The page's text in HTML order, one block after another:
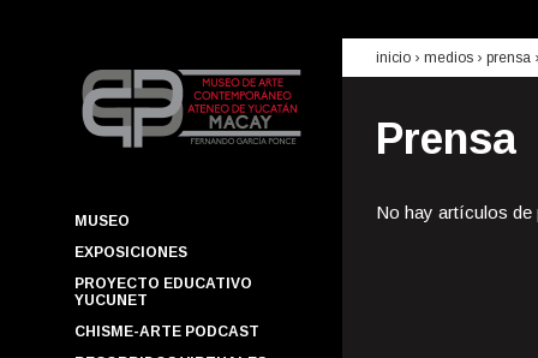
MUSEO
EXPOSICIONES
PROYECTO EDUCATIVO
YUCUNET
CHISME-ARTE PODCAST
inicio › medios › prensa
Prensa
No hay artículos de